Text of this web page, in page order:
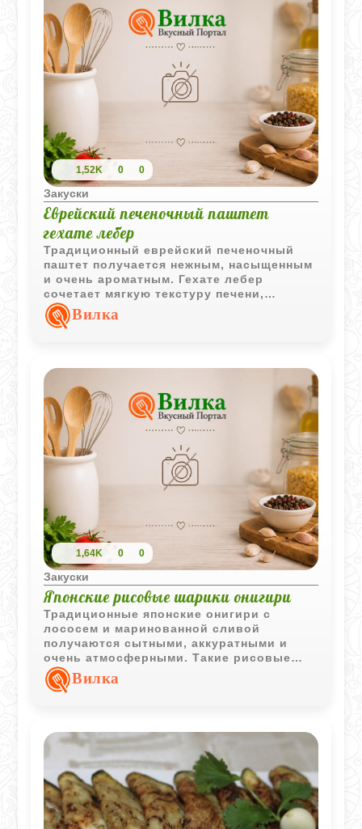
хлебом. Этот завтрак не только вкусен,
но и сытен, и, что важно, его можно
приготовить без особых усилий, даже не
будучи профессиональным шеф-
поваром.
1,52K 0 0
Закуски
Еврейский печеночный паштет
гехате лебер
Традиционный еврейский печеночный
паштет получается нежным, насыщенным
и очень ароматным. Гехате лебер
сочетает мягкую текстуру печени,
сладость жареного лука и характерный
вкус гусиного жира.
Вилка
1,64K 0 0
Закуски
Японские рисовые шарики онигири
Традиционные японские онигири с
лососем и маринованной сливой
получаются сытными, аккуратными и
очень атмосферными. Такие рисовые
шарики удобно брать с собой, подавать
как закуску или использовать для
Вилка